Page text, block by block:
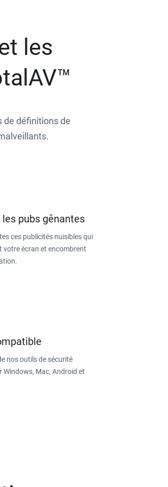
les
de définitions de
les pubs gênantes
ces publicités nuisibles qui
votre écran et encombrent
nos outils de sécurité
Windows, Mac, Android et